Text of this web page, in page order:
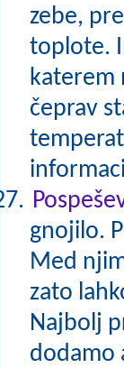
zebe,
toplote.
katerem
čeprav
gnojilo.
Med
zato
Najbolj
dodamo